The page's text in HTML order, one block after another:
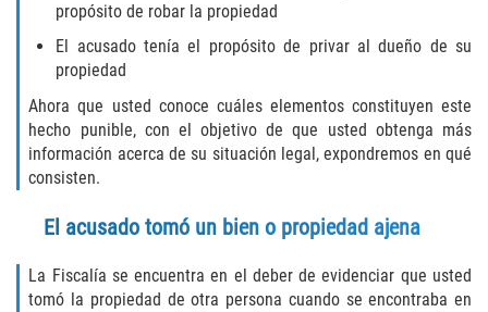
Proyecto de Ley del Senado SB 439
Tutela de los Tribunales
Armas Prohibidas en California
propósito de robar la propiedad
El acusado tenía el propósito de privar al dueño de su
propiedad
Ahora que usted conoce cuáles elementos constituyen este
hecho punible, con el objetivo de que usted obtenga más
información acerca de su situación legal, expondremos en qué
consisten.
El acusado tomó un bien o propiedad ajena
La Fiscalía se encuentra en el deber de evidenciar que usted
tomó la propiedad de otra persona cuando se encontraba en